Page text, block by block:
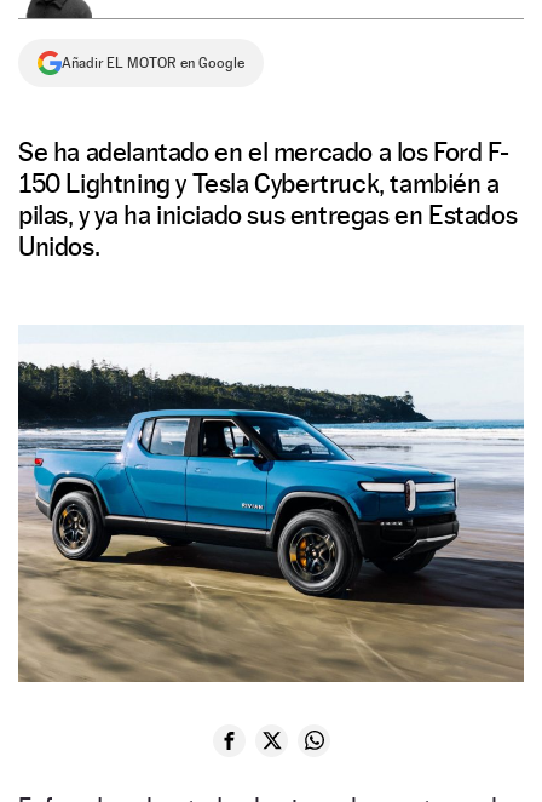
Añadir EL MOTOR en Google
Se ha adelantado en el mercado a los Ford F-
150 Lightning y Tesla Cybertruck, también a
pilas, y ya ha iniciado sus entregas en Estados
Unidos.